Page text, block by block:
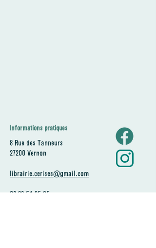
Informations pratiques
8 Rue des Tanneurs
27200 Vernon
librairie.cerises@gmail.com
02 32 54 35 95